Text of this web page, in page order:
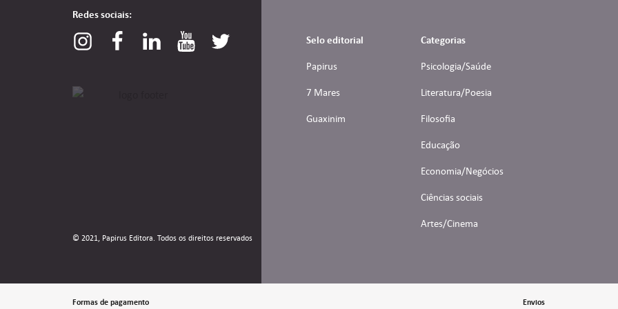
Redes sociais:
© 2021, Papirus Editora. Todos os direitos reservados
Selo editorial
Papirus
7 Mares
Guaxinim
Categorias
Psicologia/Saúde
Literatura/Poesia
Filosofia
Educação
Economia/Negócios
Ciências sociais
Artes/Cinema
Formas de pagamento Envios